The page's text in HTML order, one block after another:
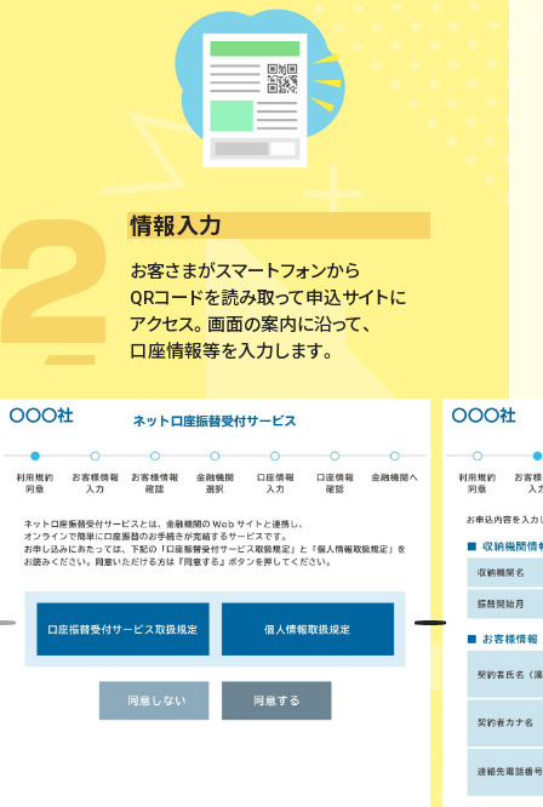
情報入力
お客さまがスマートフォンから
QRコードを読み取って申込サイトに
アクセス。画面の案内に沿って、
口座情報等を入力します。